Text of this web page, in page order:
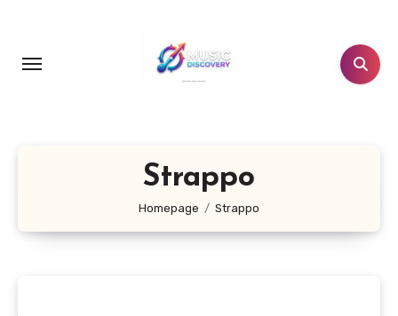
contenuto
Strappo
Homepage Strappo